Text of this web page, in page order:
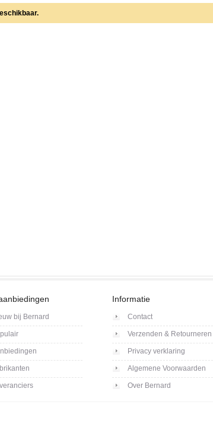
bij Bernard
Informatie
Contact
Verzenden & Retourneren
Privacy verklaring
Algemene Voorwaarden
Over Bernard